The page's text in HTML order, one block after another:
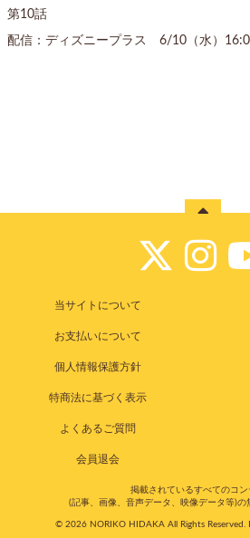
第10話
配信：ディズニープラス 6/10（水）
当サイトについて
お支払いについて
個人情報保護方針
特商法に基づく表示
よくあるご質問
会員退会
掲載されているすべてのコン
(記事、画像、音声データ、映像データ等)の
© 2026 NORIKO HIDAKA All Rights Reserved.